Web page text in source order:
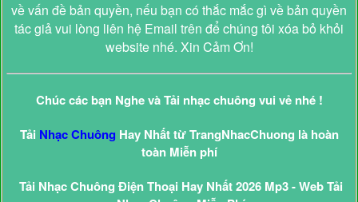
về vấn đề bản quyền, nếu bạn có thắc mắc gì về bản quyền
tác giả vui lòng liên hệ Email trên để chúng tôi xóa bỏ khỏi
website nhé. Xin Cảm Ơn!
Chúc các bạn Nghe và Tải nhạc chuông vui vẻ nhé !
Tải Nhạc Chuông Hay Nhất từ TrangNhacChuong là hoàn
toàn Miễn phí
Tải Nhạc Chuông Điện Thoại Hay Nhất 2026 Mp3 - Web Tải